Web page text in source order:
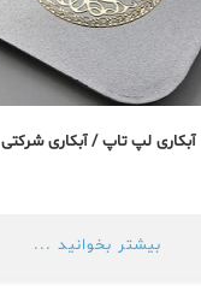
آبکاری لپ تاپ / آبکاری شرکتی
بیشتر بخوانید ...